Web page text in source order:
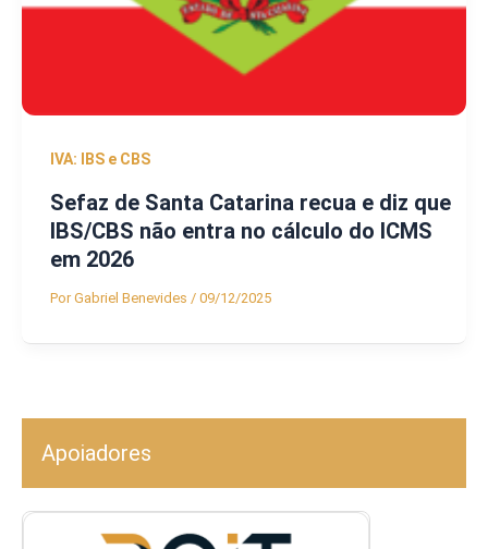
IVA: IBS e CBS
Sefaz de Santa Catarina recua e diz que
IBS/CBS não entra no cálculo do ICMS
em 2026
PorGabriel Benevides / 09/12/2025
Apoiadores